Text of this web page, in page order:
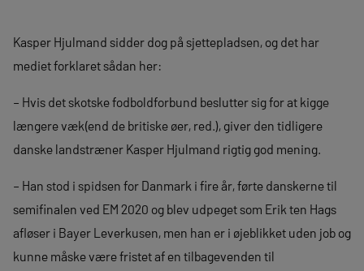
Kasper Hjulmand sidder dog på sjettepladsen, og det har
mediet forklaret sådan her:
– Hvis det skotske fodboldforbund beslutter sig for at kigge
længere væk(end de britiske øer, red.), giver den tidligere
danske landstræner Kasper Hjulmand rigtig god mening.
– Han stod i spidsen for Danmark i fire år, førte danskerne til
semifinalen ved EM 2020 og blev udpeget som Erik ten Hags
afløser i Bayer Leverkusen, men han er i øjeblikket uden job og
kunne måske være fristet af en tilbagevenden til